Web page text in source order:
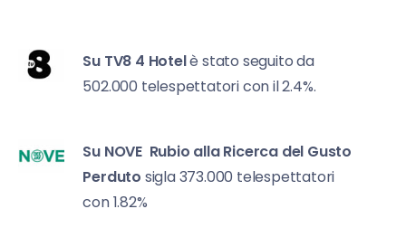
Su TV8 4 Hotelè stato seguito da
502.000 telespettatori con il 2.4%.
Su NOVE Rubio alla Ricerca del Gusto
Perduto sigla 373.000 telespettatori
con 1.82%